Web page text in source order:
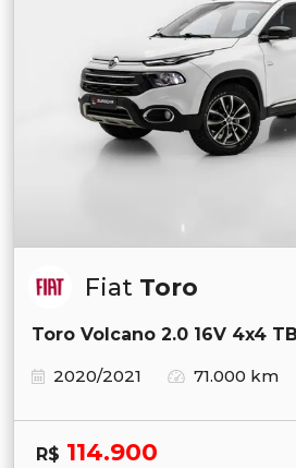
Fiat Toro
Toro Volcano 2.0 16V 4x4
2020/2021
71.000 km
R$ 114.900